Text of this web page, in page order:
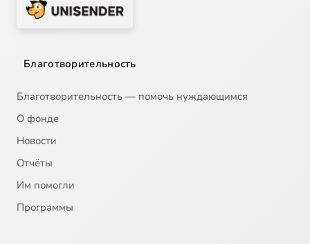
Благотворительность
Благотворительность — помочь нуждающимся
О фонде
Новости
Отчёты
Им помогли
Программы